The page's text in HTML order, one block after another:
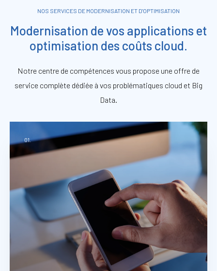
NOS SERVICES DE MODERNISATION ET D'OPTIMISATION
Modernisation de vos applications et
optimisation des coûts cloud.
Notre centre de compétences vous propose une offre de
service complète dédiée à vos problématiques cloud et Big
Data.
01.